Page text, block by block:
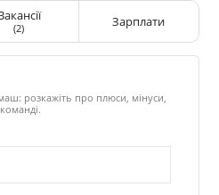
при незмінній якості
на ретельному підборі та
персоналу, здатного не
і технології
професійні консультації
продукції, а також
потреби.
(2) Зарплати
розкажіть про плюси, мінуси,